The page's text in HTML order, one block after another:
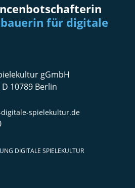
für digitale
gGmbH
10789 Berlin
spielekultur.de
DIGITALE SPIELEKULTUR